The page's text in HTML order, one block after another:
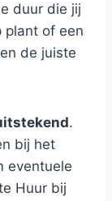
duur die jij
plant of een
de juiste
.
bij het
eventuele
Huur bij